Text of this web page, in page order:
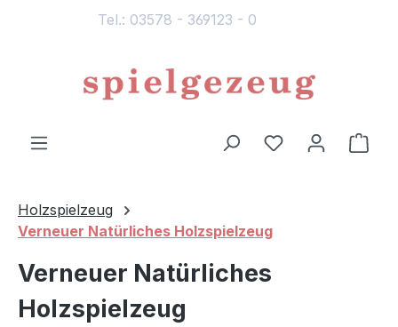
Tel.: 03578 - 369123 - 0
Du hast 0
Holzspielzeug
Verneuer Natürliches Holzspielzeug
Verneuer Natürliches
Holzspielzeug